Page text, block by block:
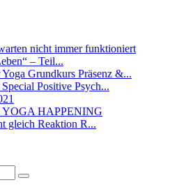
nicht immer funktioniert
– Teil...
Grundkurs Präsenz &...
Positive Psych...
HAPPENING
gleich Reaktion R...